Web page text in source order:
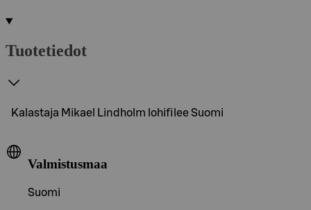
Tuotetiedot
Kalastaja Mikael Lindholm lohifilee Suomi
Valmistusmaa
Suomi